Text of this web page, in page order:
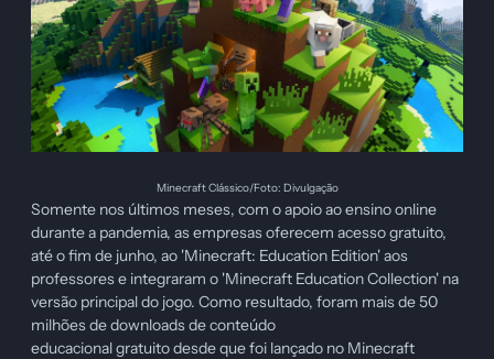
Minecraft Clássico/Foto: Divulgação
Somente nos últimos meses, com o apoio ao ensino online
durante a pandemia, as empresas oferecem acesso gratuito,
até o fim de junho, ao 'Minecraft: Education Edition' aos
professores e integraram o 'Minecraft Education Collection' na
versão principal do jogo. Como resultado, foram mais de 50
milhões de downloads de conteúdo
educacional gratuito desde que foi lançado no Minecraft